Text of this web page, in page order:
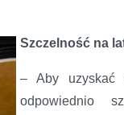
Szczelność na
– Aby uzyskać
odpowiednio